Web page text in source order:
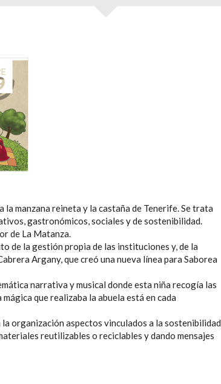
manzana reineta y la castaña de Tenerife. Se trata
gastronómicos, sociales y de sostenibilidad.
de La Matanza.
de la gestión propia de las instituciones y, de la
Argany, que creó una nueva línea para Saborea
narrativa y musical donde esta niña recogía las
que realizaba la abuela está en cada
organización aspectos vinculados a la sostenibilidad
reutilizables o reciclables y dando mensajes